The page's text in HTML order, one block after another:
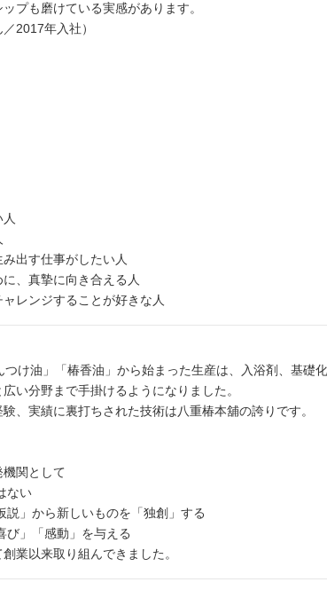
プも磨けている実感があります。
2017年入社）
出す仕事がしたい人
、真摯に向き合える人
レンジすることが好きな人
つけ油」「椿香油」から始まった生産は、入浴剤、基礎
い分野まで手掛けるようになりました。
、実績に裏打ちされた技術は八重椿本舖の誇りです。
関として
ない
説」から新しいものを「独創」する
び」「感動」を与える
業以来取り組んできました。